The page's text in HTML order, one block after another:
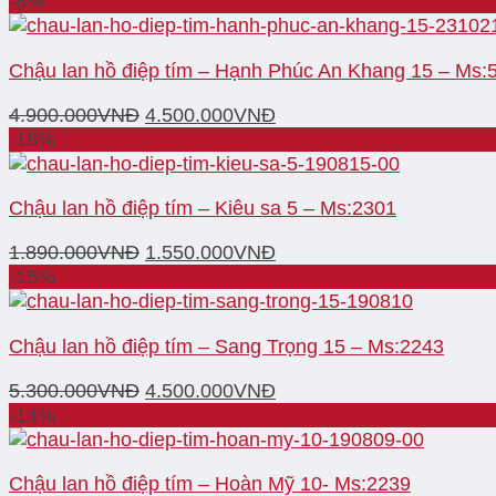
Chậu lan hồ điệp tím – Hạnh Phúc An Khang 15 –
4.900.000VNĐ 4.500.000VNĐ
-18%
Chậu lan hồ điệp tím – Kiêu sa 5 – Ms:2301
1.890.000VNĐ 1.550.000VNĐ
-15%
Chậu lan hồ điệp tím – Sang Trọng 15 – Ms:2243
5.300.000VNĐ 4.500.000VNĐ
-14%
Chậu lan hồ điệp tím – Hoàn Mỹ 10- Ms:2239